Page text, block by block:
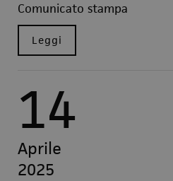
Comunicato stampa
Leggi
14
Aprile
2025